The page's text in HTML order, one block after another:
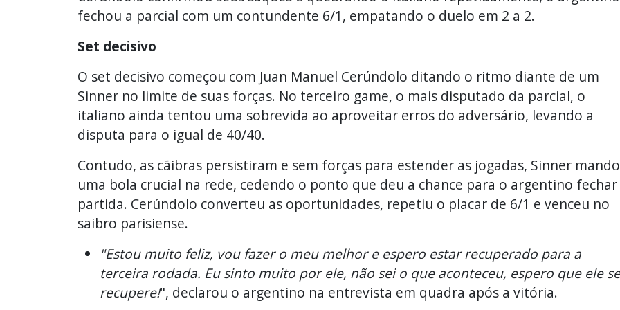
fechou a parcial com um contundente 6/1, empatando o duelo em 2 a 2.
Set decisivo
O set decisivo começou com Juan Manuel Cerúndolo ditando o ritmo diante de um
Sinner no limite de suas forças. No terceiro game, o mais disputado da parcial, o
italiano ainda tentou uma sobrevida ao aproveitar erros do adversário, levando a
disputa para o igual de 40/40.
Contudo, as cãibras persistiram e sem forças para estender as jogadas, Sinner
uma bola crucial na rede, cedendo o ponto que deu a chance para o argentino fechar
partida. Cerúndolo converteu as oportunidades, repetiu o placar de 6/1 e venceu no
saibro parisiense.
"Estou muito feliz, vou fazer o meu melhor e espero estar recuperado para a
terceira rodada. Eu sinto muito por ele, não sei o que aconteceu, espero que ele se
recupere!", declarou o argentino na entrevista em quadra após a vitória.